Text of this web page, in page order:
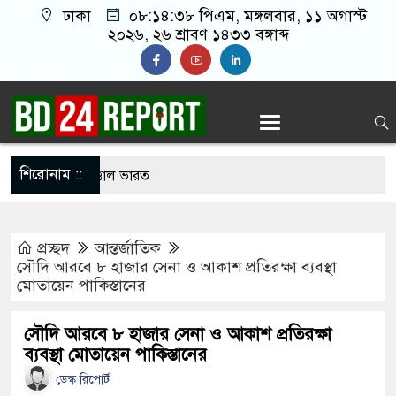
ঢাকা ০৮:১৪:৩৯ পিএম, মঙ্গলবার, ১১ অগাস্ট
২০২৬, ২৬ শ্রাবণ ১৪৩৩ বঙ্গাব্দ
শিরোনাম ::
আবারো উত্তাল ভারত
লাখ টাকা ছিনতাই
সমঝোতা শেষে হলে উঠলেন শিবিরের নেতা-
পথে, কমিটি যাবে সেই পথে’ স্লোগানে উত্তাল ঢাবি
প্রচ্ছদ
আন্তর্জাতিক
সৌদি আরবে ৮ হাজার সেনা ও আকাশ প্রতিরক্ষা ব্যবস্থা
মোতায়েন পাকিস্তানের
সৌদি আরবে ৮ হাজার সেনা ও আকাশ প্রতিরক্ষা
ব্যবস্থা মোতায়েন পাকিস্তানের
ডেস্ক রিপোর্ট